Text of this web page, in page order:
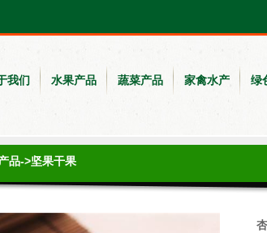
我们 水果产品 蔬菜产品 家禽水产 绿
品->坚果干果